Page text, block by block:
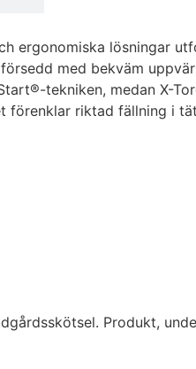
ergonomiska lösningar
med bekväm
tekniken, medan X-
förenklar riktad fällning i
Produkt,